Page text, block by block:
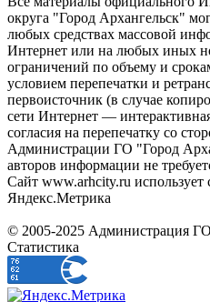
округа "Город Архангельск"
любых средствах массовой
Интернет или на любых иных
ограничений по объему и
условием перепечатки и
первоисточник (в случае
сети Интернет —
согласия на перепечатку со
Администрации ГО "Город
авторов информации не
Сайт www.arhcity.ru использует
Яндекс.Метрика
© 2005-2025 Администрация
Статистика